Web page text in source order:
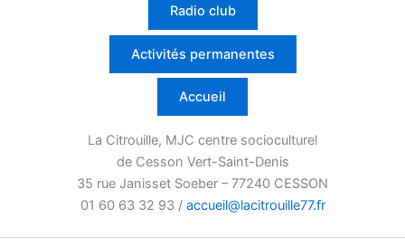
Radio club
Activités permanentes
Accueil
La Citrouille, MJC centre socioculturel
de Cesson Vert-Saint-Denis
35 rue Janisset Soeber – 77240 CESSON
01 60 63 32 93 / accueil@lacitrouille77.fr